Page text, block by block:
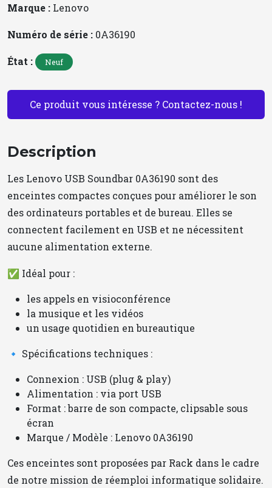
Marque : Lenovo
Numéro de série : 0A36190
État : Neuf
Ce produit vous intéresse ? Contactez-nous !
Description
Les Lenovo USB Soundbar 0A36190 sont des
enceintes compactes conçues pour améliorer le son
des ordinateurs portables et de bureau. Elles se
connectent facilement en USB et ne nécessitent
aucune alimentation externe.
✅ Idéal pour :
les appels en visioconférence
la musique et les vidéos
un usage quotidien en bureautique
🔹 Spécifications techniques :
Connexion : USB (plug & play)
Alimentation : via port USB
Format : barre de son compacte, clipsable sous
écran
Marque / Modèle : Lenovo 0A36190
Ces enceintes sont proposées par Rack dans le cadre
de notre mission de réemploi informatique solidaire.